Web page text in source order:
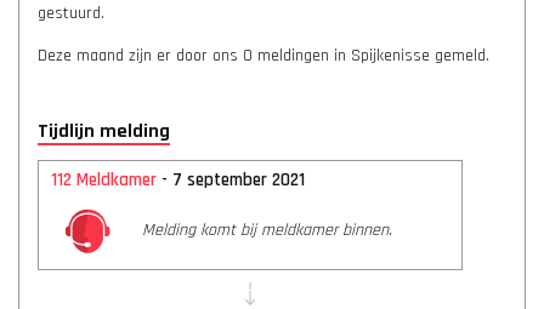
gestuurd.
Deze maand zijn er door ons 0 meldingen in Spijkenisse gemeld.
Tijdlijn melding
112 Meldkamer - 7 september 2021
Melding komt bij meldkamer binnen.